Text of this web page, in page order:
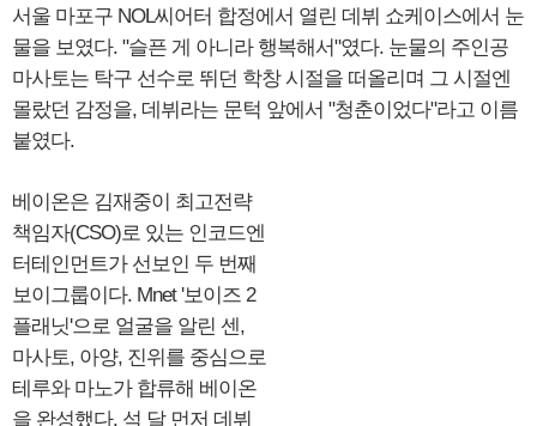
서울 마포구 NOL씨어터 합정에서 열린 데뷔 쇼케이스에서 눈
물을 보였다. "슬픈 게 아니라 행복해서"였다. 눈물의 주인공
마사토는 탁구 선수로 뛰던 학창 시절을 떠올리며 그 시절엔
몰랐던 감정을, 데뷔라는 문턱 앞에서 "청춘이었다"라고 이름
붙였다.
베이온은 김재중이 최고전략
책임자(CSO)로 있는 인코드엔
터테인먼트가 선보인 두 번째
보이그룹이다. Mnet '보이즈 2
플래닛'으로 얼굴을 알린 센,
마사토, 아양, 진위를 중심으로
테루와 마노가 합류해 베이온
을 완성했다. 석 달 먼저 데뷔